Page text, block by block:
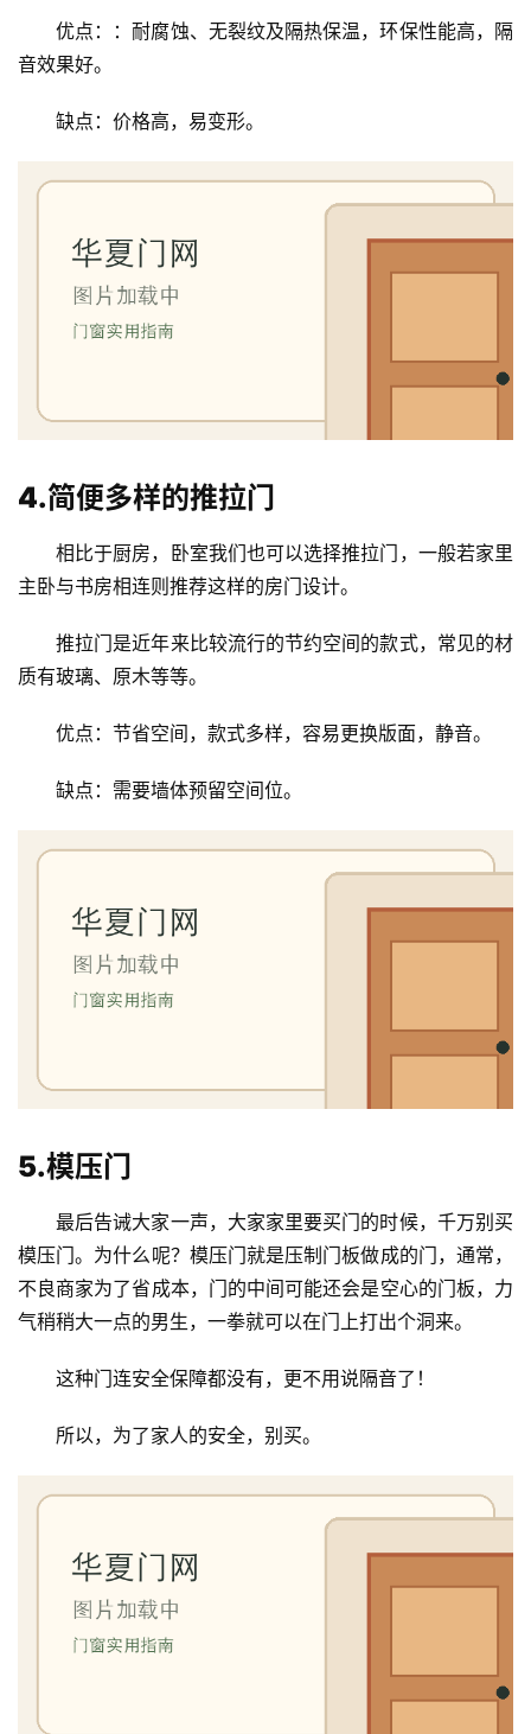
卧
门
铝
门
装
系
登录
优点：：耐腐蚀、无裂纹及隔热保温，环保性能高，隔
音效果好。
缺点：价格高，易变形。
4.简便多样的推拉门
相比于厨房，卧室我们也可以选择推拉门，一般若家里
主卧与书房相连则推荐这样的房门设计。
推拉门是近年来比较流行的节约空间的款式，常见的材
质有玻璃、原木等等。
优点：节省空间，款式多样，容易更换版面，静音。
缺点：需要墙体预留空间位。
5.模压门
最后告诫大家一声，大家家里要买门的时候，千万别买
模压门。为什么呢？模压门就是压制门板做成的门，通常，
不良商家为了省成本，门的中间可能还会是空心的门板，力
气稍稍大一点的男生，一拳就可以在门上打出个洞来。
这种门连安全保障都没有，更不用说隔音了！
所以，为了家人的安全，别买。